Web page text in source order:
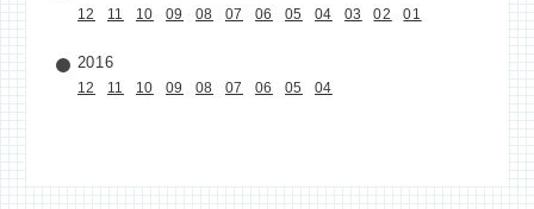
12 11 10 09 08 07 06 05 04 03 02 01
2016
12 11 10 09 08 07 06 05 04